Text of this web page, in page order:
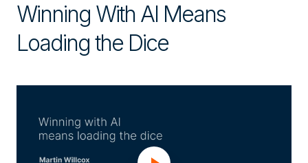
Winning With AI Means
Loading the Dice